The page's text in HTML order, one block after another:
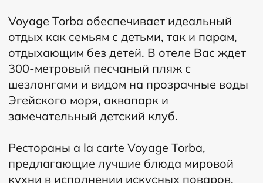
средиземноморскую атмосферу.